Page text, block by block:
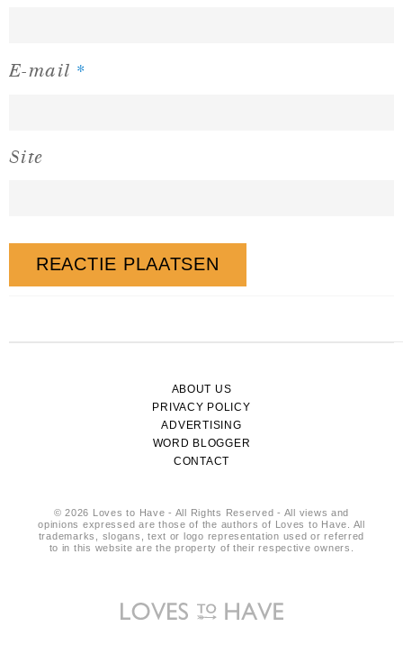
E-mail *
Site
ABOUT US
PRIVACY POLICY
ADVERTISING
WORD BLOGGER
CONTACT
© 2026 Loves to Have - All Rights Reserved - All views and
opinions expressed are those of the authors of Loves to Have. All
trademarks, slogans, text or logo representation used or referred
to in this website are the property of their respective owners.